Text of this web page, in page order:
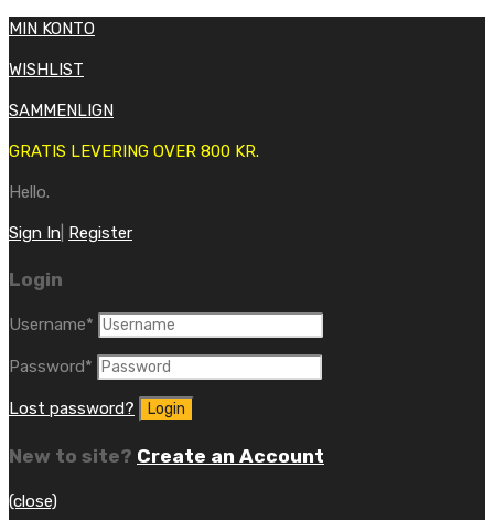
MIN KONTO
WISHLIST
SAMMENLIGN
GRATIS LEVERING OVER 800 KR.
Hello.
Sign In Register
Login
Username*
Password*
Lost password?
New to site? Create an Account
(close)